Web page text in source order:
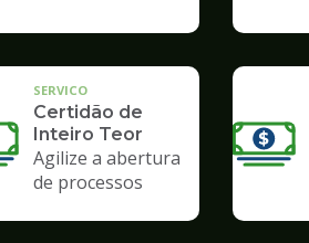
SERVICO
Certidão de
Inteiro Teor
Agilize a abertura
de processos